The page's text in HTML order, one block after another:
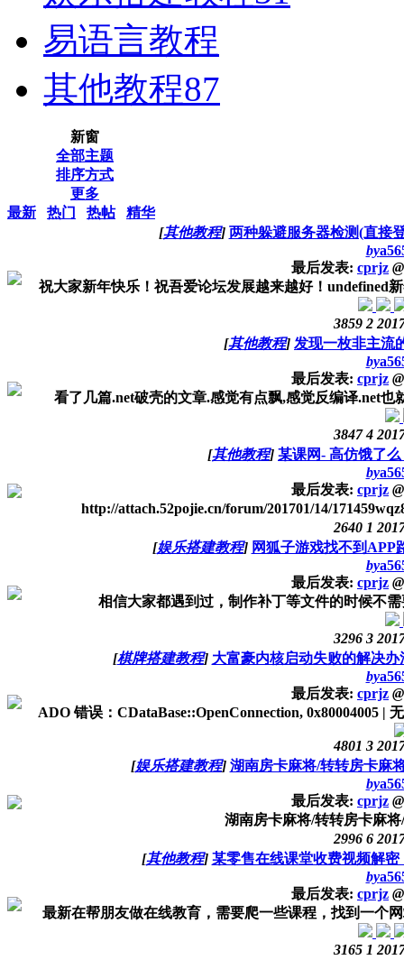
易语言教程
其他教程87
新窗
全部主题
排序方式
更多
最新
热门 热帖
精华
[其他教程] 两种躲避服务器检测(直接
by
最后发表: cprjz @
祝大家新年快乐！祝吾爱论坛发展越来越好！undefined
3859 2
[其他教程] 发现一枚非主流
by
最后发表: cprjz @
看了几篇.net破壳的文章.感觉有点飘,感觉反编译.net
3847 4
[其他教程] 某课网- 高仿饿了
by
最后发表: cprjz @
http://attach.52pojie.cn/forum/201701/14/
2640 1
[娱乐搭建教程] 网狐子游戏找不到APP
by
最后发表: cprjz @
相信大家都遇到过，制作补丁等文件的时候不
3296 3
[棋牌搭建教程] 大富豪内核启动失败的解决
by
最后发表: cprjz @
ADO 错误：CDataBase::OpenConnection, 0x80004005
4801 3
[娱乐搭建教程] 湖南房卡麻将/转转房卡麻
by
最后发表: cprjz @
湖南房卡麻将/转转房卡麻
2996 6
[其他教程] 某零售在线课堂收费视频解
by
最后发表: cprjz @
最新在帮朋友做在线教育，需要爬一些课程，找到一个
3165 1